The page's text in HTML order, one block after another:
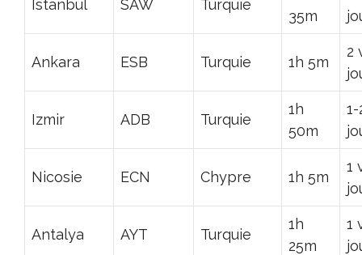
Istanbul SAW Turquie
35m
Ankara ESB Turquie 1h 5m
2
Izmir ADB Turquie
1h
50m
Nicosie ECN Chypre 1h 5m
1
Antalya AYT Turquie
1h
25m
1